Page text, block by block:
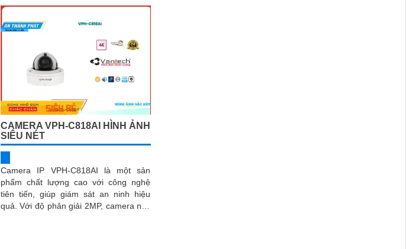
CAMERA VPH-C818AI HÌNH ẢNH
SIÊU NÉT
Camera IP VPH-C818AI là một sản
phẩm chất lượng cao với công nghệ
tiên tiến, giúp giám sát an ninh hiệu
quả. Với độ phân giải 2MP, camera này